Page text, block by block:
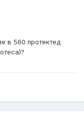
в 560 протектед